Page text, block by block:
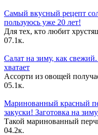
Самый вкусный рецепт
пользуюсь уже 20 лет!
Для тех, кто любит
07.1к.
Салат на зиму, как
хватает
Ассорти из овощей
05.1к.
Маринованный красный
закуски! Заготовка на зиму
Такой маринованный
04.2к.